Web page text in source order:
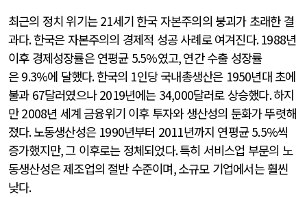
최근의 정치 위기는21세기 한국 자본주의의 붕괴가 초래한 결
과다.한국은 자본주의의 경제적 성공 사례로 여겨진다. 1988년
이후 경제성장률은 연평균 5.5%였고,연간 수출 성장률
은9.3%에 달했다.한국의 1인당 국내총생산은 1950년대 초에
불과 67달러였으나2019년에는 34,000달러로 상승했다.하지
만2008년 세계 금융위기 이후 투자와 생산성의 둔화가 뚜렷해
졌다.노동생산성은 1990년부터 2011년까지 연평균5.5%씩
증가했지만,그 이후로는 정체되었다.특히 서비스업 부문의 노
동생산성은 제조업의 절반 수준이며,소규모 기업에서는 훨씬
낮다.